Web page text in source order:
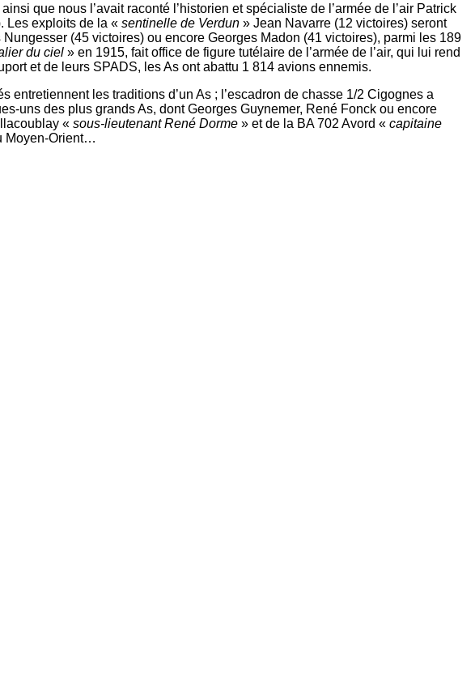
que nous l’avait raconté l’historien et spécialiste de l’armée de l’air Patrick
Les exploits de la « sentinelle de Verdun » Jean Navarre (12 victoires) seront
(45 victoires) ou encore Georges Madon (41 victoires), parmi les 189
du ciel » en 1915, fait office de figure tutélaire de l’armée de l’air, qui lui rend
et de leurs SPADS, les As ont abattu 1 814 avions ennemis.
entretiennent les traditions d’un As ; l’escadron de chasse 1/2 Cigognes a
uns des plus grands As, dont Georges Guynemer, René Fonck ou encore
« sous-lieutenant René Dorme » et de la BA 702 Avord « capitaine
Moyen-Orient…